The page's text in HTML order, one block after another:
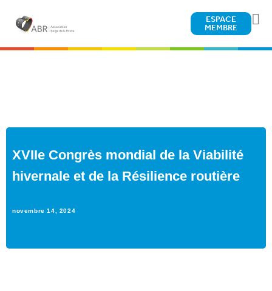
ESPACE
MEMBRE
XVIIe Congrès mondial de la Viabilité
hivernale et de la Résilience routière
novembre 14, 2024